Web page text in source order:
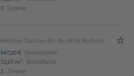
3 Zimmer
Matthias-Claudius-Str. 35, 44791 Bochum
947,00 € Gesamtmiete
72,07 m2
Wohnfläche
3 Zimmer